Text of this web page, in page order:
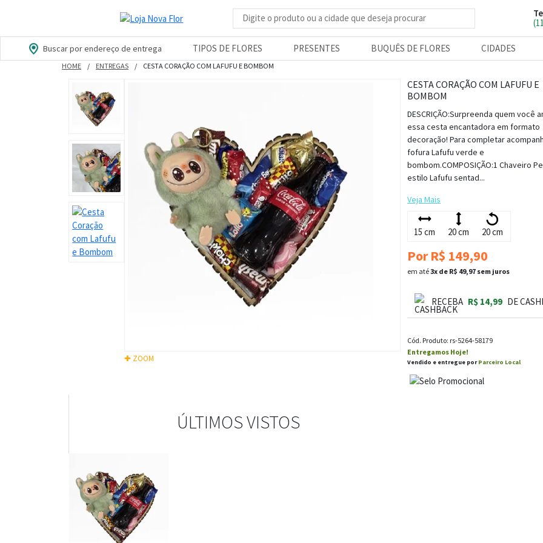
Busca de produtos
Buscar por endereço de entrega TIPOS DE FLORES PRESENTES BUQUÊS DE FLORES CIDADES
HOME ENTREGAS CESTA CORAÇÃO COM LAFUFU E BOMBOM
✚ ZOOM
CESTA CORAÇÃO COM LAFUFU E
BOMBOM
DESCRIÇÃO:Surpreenda quem você
essa cesta encantadora em formato
decoração! Para completar
fofura Lafufu verde e
bombom.COMPOSIÇÃO:1 Chaveiro
estilo Lafufu sentad...
Veja Mais
15 cm 20 cm 20 cm
Por R$ 149,90
em até3x de R$ 49,97 sem juros
RECEBA R$ 14,99 DE
Cód. Produto: rs-5264-58179
Entregamos Hoje!
Vendido e entregue porParceiro Local
ÚLTIMOS VISTOS